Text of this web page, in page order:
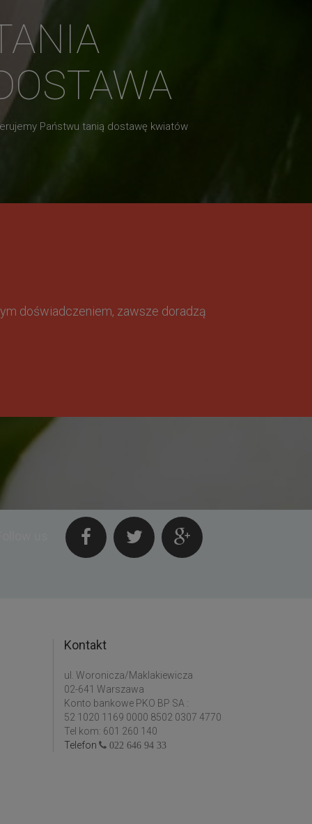
Państwu tanią dostawę kwiatów
doświadczeniem, zawsze doradzą
Kontakt
ul. Woronicza/Maklakiewicza
02-641 Warszawa
Konto bankowe PKO BP SA :
52 1020 1169 0000 8502 0307 4770
Tel kom: 601 260 140
Telefon
022 646 94 33